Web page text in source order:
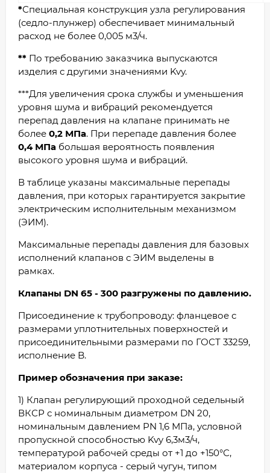
*Специальная конструкция узла регулирования
(седло-плунжер) обеспечивает минимальный
расход не более 0,005 м3/ч.
** По требованию заказчика выпускаются
изделия с другими значениями Kvу.
***Для увеличения срока службы и уменьшения
уровня шума и вибраций рекомендуется
перепад давления на клапане принимать не
более 0,2 МПа. При перепаде давления более
0,4 МПа большая вероятность появления
высокого уровня шума и вибраций.
В таблице указаны максимальные перепады
давления, при которых гарантируется закрытие
электрическим исполнительным механизмом
(ЭИМ).
Максимальные перепады давления для базовых
исполнений клапанов с ЭИМ выделены в
рамках.
Клапаны DN 65 - 300 разгружены по давлению.
Присоединение к трубопроводу: фланцевое с
размерами уплотнительных поверхностей и
присоединительными размерами по ГОСТ 33259,
исполнение B.
Пример обозначения при заказе:
1) Клапан регулирующий проходной седельный
ВКСР с номинальным диаметром DN 20,
номинальным давлением PN 1,6 МПа, условной
пропускной способностью Kvy 6,3м3/ч,
температурой рабочей среды от +1 до +150°С,
материалом корпуса - серый чугун, типом